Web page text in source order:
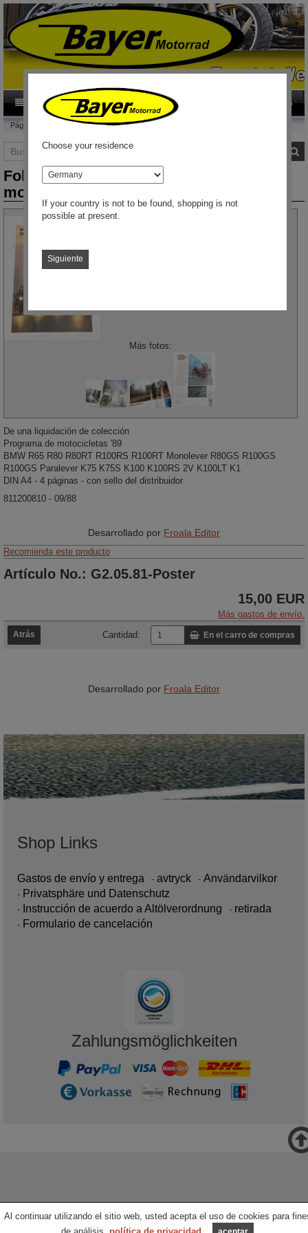
Category ES
Página de inicio Folleto original de BMW: programa de motocicletas BMW 89
Buscar
Folleto original de BMW: programa de
motocicletas BMW 89
Más fotos:
De una liquidación de colección
Programa de motocicletas '89
BMW R65 R80 R80RT R100RS R100RT Monolever R80GS R100GS
R100GS Paralever K75 K75S K100 K100RS 2V K100LT K1
DIN A4 - 4 páginas - con sello del distribuidor
811200810 - 09/88
Desarrollado por Froala Editor
Recomienda este producto
Artículo No.: G2.05.81-Poster
15,00 EUR
Más gastos de envío.
Atrás Cantidad: En el carro de compras
Desarrollado por Froala Editor
Shop Links
Gastos de envío y entrega avtryck
Användarvilkor
Privatsphäre und Datenschutz
Instrucción de acuerdo a Altölverordnung
retirada
Formulario de cancelación
Zahlungsmöglichkeiten
Al continuar utilizando el sitio web, usted acepta el uso de cookies para
Choose your residence
país
If your country is not to be found, shopping is not
possible at present.
Siguiente